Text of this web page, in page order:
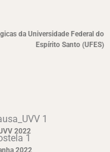
da Universidade Federal do
Espírito Santo (UFES)
2022
2022